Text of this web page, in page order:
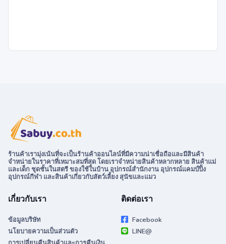
ร้านค้าเรามุ่งเน้นที่จะเป็นร้านค้าออนไลน์ที่มีความน่าเชื่อถือและมีสินค้า
จำหน่ายในราคาที่เหมาะสมที่สุด โดยเราจำหน่ายสินค้าหลากหลาย สินค้าแม่
และเด็ก ชุดชั้นในสตรี ของใช้ในบ้าน อุปกรณ์สำนักงาน อุปกรณ์แคมป์ปิ้ง
อุปกรณ์กีฬา และสินค้าเกี่ยวกับสัตว์เลี้ยง สุนัขและแมว
เกี่ยวกับเรา
ข้อมูลบริษัท
นโยบายความเป็นส่วนตัว
ติดต่อเรา
Facebook
LINE@